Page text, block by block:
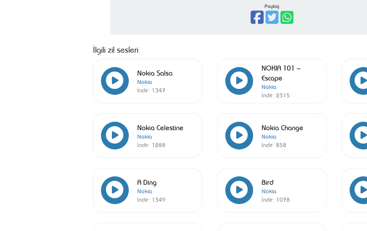
Paylaş
İlgili zil sesleri
Nokia Salsa
Nokia
İndir: 1347
NOKIA 101 –
Escape
Nokia
İndir: 2315
Nokia Celestine
Nokia
İndir: 1288
Nokia Change
Nokia
İndir: 858
A Ding
Nokia
İndir: 1349
Bird
Nokia
İndir: 1078